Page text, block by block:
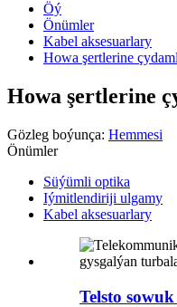
Öý
Önümler
Kabel aksesuarlary
Howa şertlerine
Howa şertlerine
Gözleg boýunça: Hemmesi
Önümler
Süýümli optika
Iýmitlendiriji ulgamy
Kabel aksesuarlary
Telsto